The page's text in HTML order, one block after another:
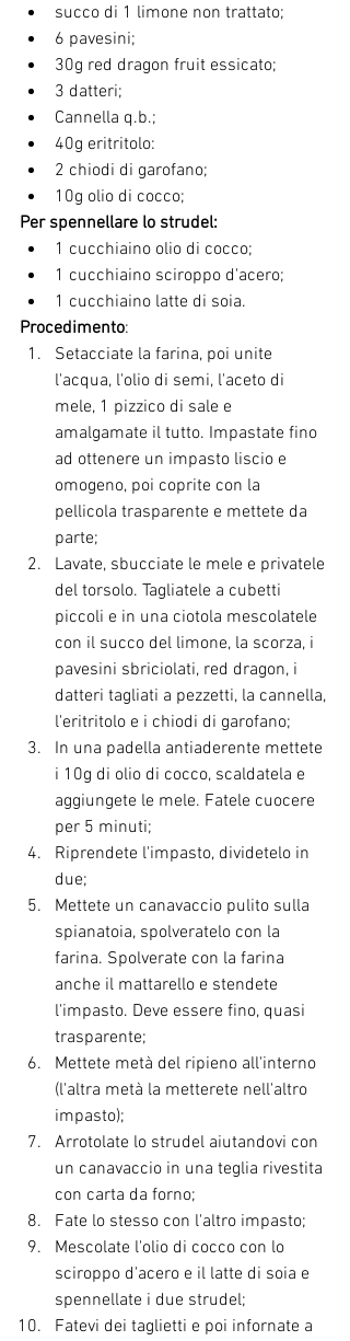
succo di 1 limone non trattato;
6 pavesini;
30g red dragon fruit essicato;
3 datteri;
Cannella q.b.;
40g eritritolo:
2 chiodi di garofano;
10g olio di cocco;
Per spennellare lo strudel:
1 cucchiaino olio di cocco;
1 cucchiaino sciroppo d'acero;
1 cucchiaino latte di soia.
Procedimento:
Setacciate la farina, poi unite
l'acqua, l'olio di semi, l'aceto di
mele, 1 pizzico di sale e
amalgamate il tutto. Impastate fino
ad ottenere un impasto liscio e
omogeno, poi coprite con la
pellicola trasparente e mettete da
parte;
Lavate, sbucciate le mele e privatele
del torsolo. Tagliatele a cubetti
piccoli e in una ciotola mescolatele
con il succo del limone, la scorza, i
pavesini sbriciolati, red dragon, i
datteri tagliati a pezzetti, la cannella,
l'eritritolo e i chiodi di garofano;
In una padella antiaderente mettete
i 10g di olio di cocco, scaldatela e
aggiungete le mele. Fatele cuocere
per 5 minuti;
Riprendete l'impasto, dividetelo in
due;
Mettete un canavaccio pulito sulla
spianatoia, spolveratelo con la
farina. Spolverate con la farina
anche il mattarello e stendete
l'impasto. Deve essere fino, quasi
trasparente;
Mettete metà del ripieno all'interno
(l'altra metà la metterete nell'altro
impasto);
Arrotolate lo strudel aiutandovi con
un canavaccio in una teglia rivestita
con carta da forno;
Fate lo stesso con l'altro impasto;
Mescolate l'olio di cocco con lo
sciroppo d'acero e il latte di soia e
spennellate i due strudel;
Fatevi dei taglietti e poi infornate a